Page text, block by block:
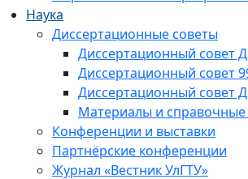
Наука
Диссертационные советы
Диссертационный совет
Диссертационный совет
Диссертационный совет
Материалы и справочные
Конференции и выставки
Партнёрские конференции
Журнал «Вестник УлГТУ»